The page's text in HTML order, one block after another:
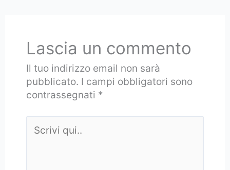
Lascia un commento
Il tuo indirizzo email non sarà
pubblicato. I campi obbligatori sono
contrassegnati *
qui..